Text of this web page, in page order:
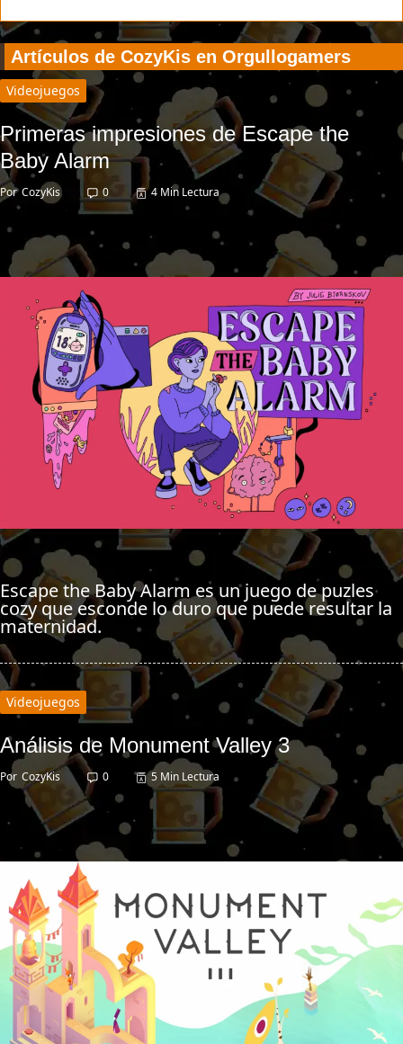
Artículos de CozyKis en Orgullogamers
Videojuegos
Primeras impresiones de Escape the
Baby Alarm
Por CozyKis 0 4 Min Lectura
Escape the Baby Alarm es un juego de puzles
cozy que esconde lo duro que puede resultar la
maternidad.
Videojuegos
Análisis de Monument Valley 3
Por CozyKis 0 5 Min Lectura